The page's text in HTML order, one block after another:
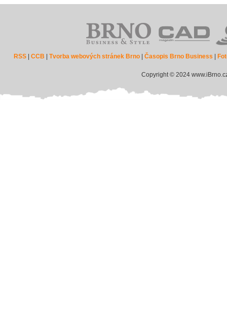
RSS |CCB |Tvorba webových stránek Brno |Časopis Brno Business
Copyright © 2024